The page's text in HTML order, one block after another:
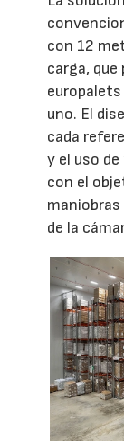
con 12
carga,
uno. El
cada
y el uso
con el
de la